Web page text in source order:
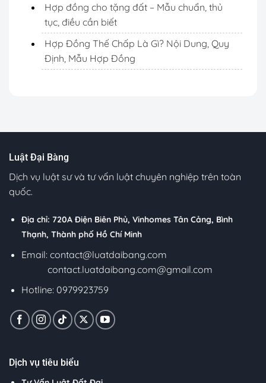
Hợp đồng cho tặng đất – Mẫu chuẩn, thủ
tục, điều cần biết
Hợp Đồng Thế Chấp Là Gì? Nội Dung, Quy
Định, Mẫu Hợp Đồng
Luật Đại Bàng
Dịch vụ luật sư và tư vấn luật chuyên nghiệp trên toàn
quốc.
Địa chỉ: 720A Điện Biên Phủ, Vinhomes Tân Cảng, Bình
Thạnh, Thành phố Hồ Chí Minh
Email: contact@luatdaibang.com
contact.luatdaibang.com@gmail.com
Hotline: 0979923759
Dịch vụ tiêu biểu